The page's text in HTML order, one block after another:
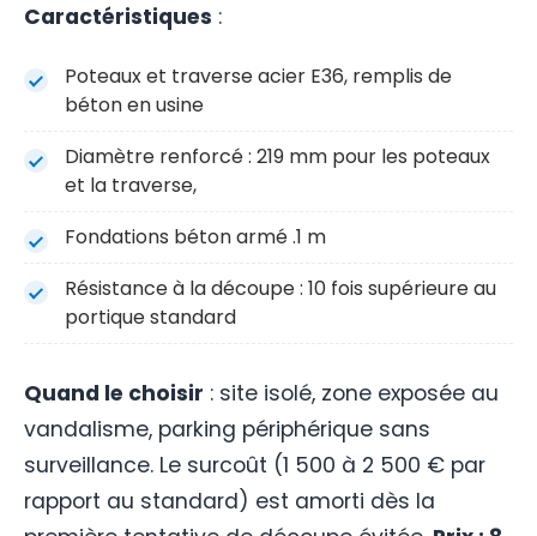
Caractéristiques :
Poteaux et traverse acier E36, remplis de
béton en usine
Diamètre renforcé : 219 mm pour les poteaux
et la traverse,
Fondations béton armé .1 m
Résistance à la découpe : 10 fois supérieure au
portique standard
Quand le choisir : site isolé, zone exposée au
vandalisme, parking périphérique sans
surveillance. Le surcoût (1 500 à 2 500 € par
rapport au standard) est amorti dès la